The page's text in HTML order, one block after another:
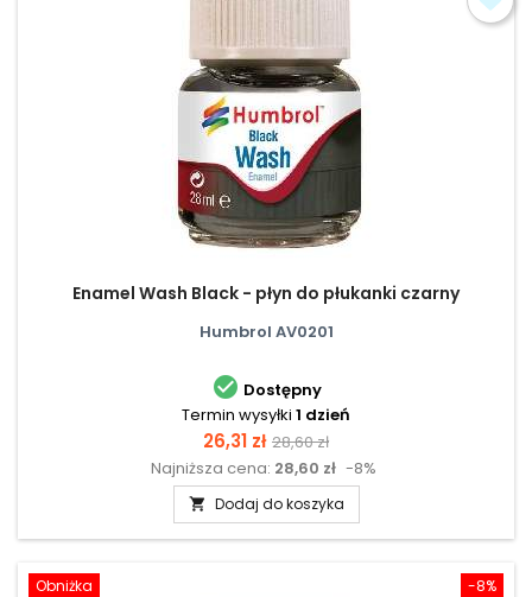
Enamel Wash Black - płyn do płukanki czarny
Humbrol AV0201
 Dostępny
Termin wysyłki 1 dzień
Cena
26,31 zł Cena
podstawowa
28,60 zł
Najniższa cena: 28,60 zł -8%
 Dodaj do koszyka
-8%
Obniżka